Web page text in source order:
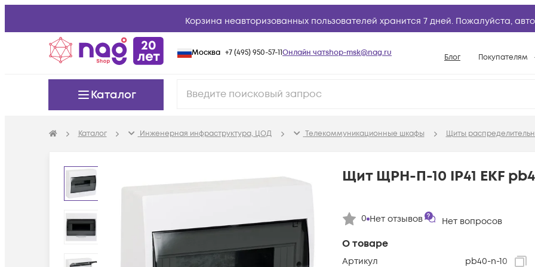
Корзина неавторизованных пользователей хранится 7 дней. Пожалуйста,
Москва +7 (495) 950-57-11Онлайн чатshop-msk@nag.ru Блог Покупателям
Условия
Возврат
База знаний
Каталог
Каталог Инженерная инфраструктура, ЦОД Телекоммуникационные шкафы Щиты
О товаре
Артикул
pb40-n-10
Щит ЩРН-П-10 IP41 EKF
0 Нет отзывов Нет вопросов